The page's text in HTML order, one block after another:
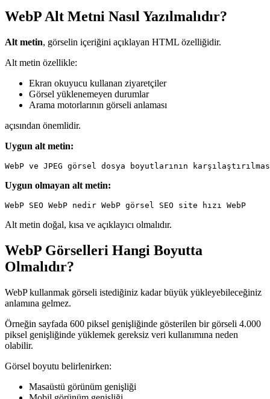
WebP Alt Metni Nasıl Yazılmalıdır?
Alt metin, görselin içeriğini açıklayan HTML özelliğidir.
Alt metin özellikle:
Ekran okuyucu kullanan ziyaretçiler
Görsel yüklenemeyen durumlar
Arama motorlarının görseli anlaması
açısından önemlidir.
Uygun alt metin:
Uygun olmayan alt metin:
Alt metin doğal, kısa ve açıklayıcı olmalıdır.
WebP Görselleri Hangi Boyutta
Olmalıdır?
WebP kullanmak görseli istediğiniz kadar büyük yükleyebileceğiniz
anlamına gelmez.
Örneğin sayfada 600 piksel genişliğinde gösterilen bir görseli 4.000
piksel genişliğinde yüklemek gereksiz veri kullanımına neden
olabilir.
Görsel boyutu belirlenirken:
Masaüstü görünüm genişliği